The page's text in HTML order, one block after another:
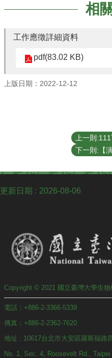
習
相
工作應徵詳細資料
pdf(83.02 KB)
上版日期：2022-12-12
更新日期 2026-08-06
Copyright © 2021 國立臺灣大學生物
電話：+886-2-3366-5339
傳真：+886-2-2362-7620
地址 : 10617台北市大安區羅斯福路
No. 1, Sec. 4, Roosevelt Rd.,